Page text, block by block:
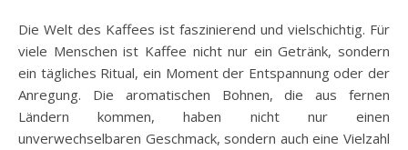
Die Welt des Kaffees ist faszinierend und vielschichtig. Für
viele Menschen ist Kaffee nicht nur ein Getränk, sondern
ein tägliches Ritual, ein Moment der Entspannung oder der
Anregung. Die aromatischen Bohnen, die aus fernen
Ländern kommen, haben nicht nur einen
unverwechselbaren Geschmack, sondern auch eine Vielzahl